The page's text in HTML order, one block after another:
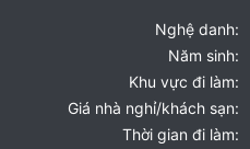
Nghệ danh:
Năm sinh:
Khu vực đi làm:
Giá nhà nghỉ/khách sạn:
Thời gian đi làm: